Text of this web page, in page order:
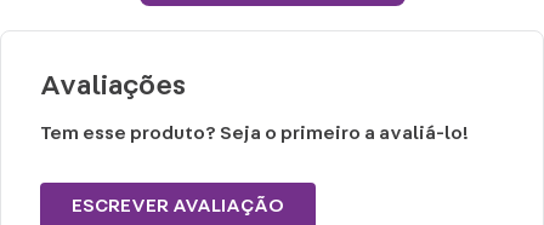
Avaliações
Tem esse produto? Seja o primeiro a avaliá-lo!
ESCREVER AVALIAÇÃO